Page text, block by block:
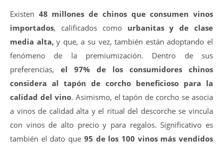
Existen 48 millones de chinos que consumen vinos
importados, calificados como urbanitas y de clase
media alta,y que, a su vez, también están adoptando el
fenómeno de la premiumización. Dentro de sus
preferencias, el 97% de los consumidores chinos
considera al tapón de corcho beneficioso para la
calidad del vino. Asimismo, el tapón de corcho se asocia
a vinos de calidad alta y el ritual del descorche se vincula
con vinos de alto precio y para regalos. Significativo es
también el dato que 95 de los 100 vinos más vendidos